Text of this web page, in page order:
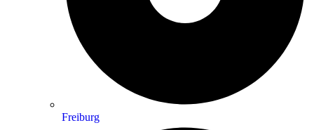
Freiburg